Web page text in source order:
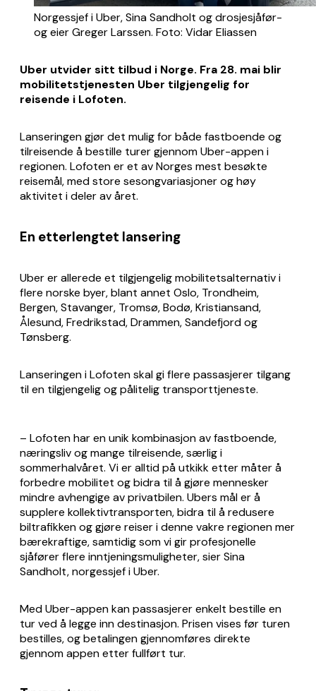
Norgessjef i Uber, Sina Sandholt og drosjesjåfør-
og eier Greger Larssen. Foto: Vidar Eliassen
Uber utvider sitt tilbud i Norge. Fra 28. mai blir
mobilitetstjenesten Uber tilgjengelig for
reisende i Lofoten.
Lanseringen gjør det mulig for både fastboende og
tilreisende å bestille turer gjennom Uber-appen i
regionen. Lofoten er et av Norges mest besøkte
reisemål, med store sesongvariasjoner og høy
aktivitet i deler av året.
En etterlengtet lansering
Uber er allerede et tilgjengelig mobilitetsalternativ i
flere norske byer, blant annet Oslo, Trondheim,
Bergen, Stavanger, Tromsø, Bodø, Kristiansand,
Ålesund, Fredrikstad, Drammen, Sandefjord og
Tønsberg.
Lanseringen i Lofoten skal gi flere passasjerer tilgang
til en tilgjengelig og pålitelig transporttjeneste.
– Lofoten har en unik kombinasjon av fastboende,
næringsliv og mange tilreisende, særlig i
sommerhalvåret. Vi er alltid på utkikk etter måter å
forbedre mobilitet og bidra til å gjøre mennesker
mindre avhengige av privatbilen. Ubers mål er å
supplere kollektivtransporten, bidra til å redusere
biltrafikken og gjøre reiser i denne vakre regionen mer
bærekraftige, samtidig som vi gir profesjonelle
sjåfører flere inntjeningsmuligheter, sier Sina
Sandholt, norgessjef i Uber.
Med Uber-appen kan passasjerer enkelt bestille en
tur ved å legge inn destinasjon. Prisen vises før turen
bestilles, og betalingen gjennomføres direkte
gjennom appen etter fullført tur.